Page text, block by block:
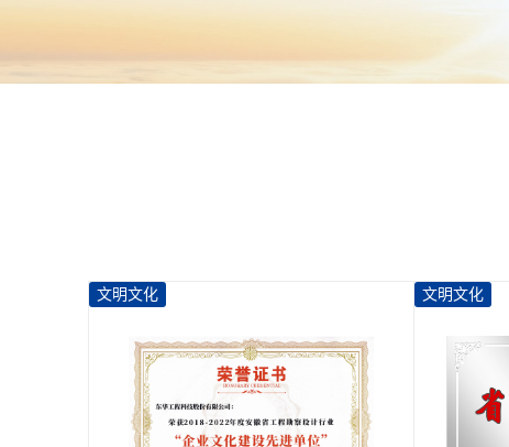
文明文化 文明文化